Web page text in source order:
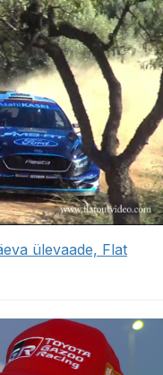
ülevaade, Flat